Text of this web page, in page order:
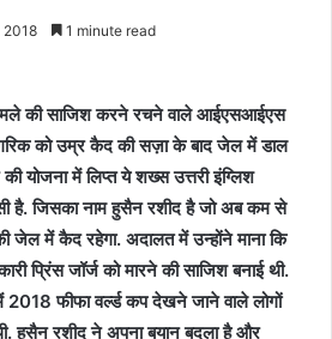
2018 1 minute read
की साजिश करने रचने वाले आईएसआईएस
को उम्र कैद की सज़ा के बाद जेल में डाल
की योजना में लिप्त ये शख्स उत्तरी इंग्लिश
है. जिसका नाम हुसैन रशीद है जो अब कम से
में कैद रहेगा. अदालत में उन्होंने माना कि
प्रिंस जॉर्ज को मारने की साजिश बनाई थी.
फीफा वर्ल्ड कप देखने जाने वाले लोगों
हुसैन रशीद ने अपना बयान बदला है और